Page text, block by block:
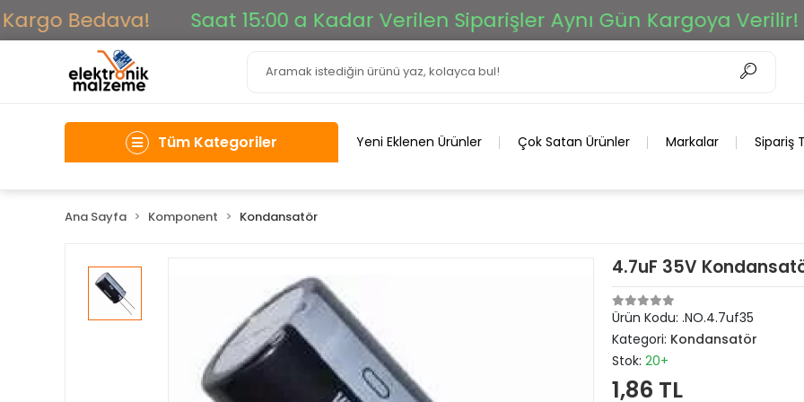
Bedava! Saat 15:00 a Kadar Verilen Siparişler Aynı Gün Kargoya Verilir!
Tüm Kategoriler Yeni Eklenen Ürünler Çok Satan Ürünler Markalar Sipariş
Ana Sayfa Komponent Kondansatör
4.7uF 35V
Ürün Kodu: .NO.4.7uf35
Kategori: Kondansatör
Stok: 20+
1,86 TL